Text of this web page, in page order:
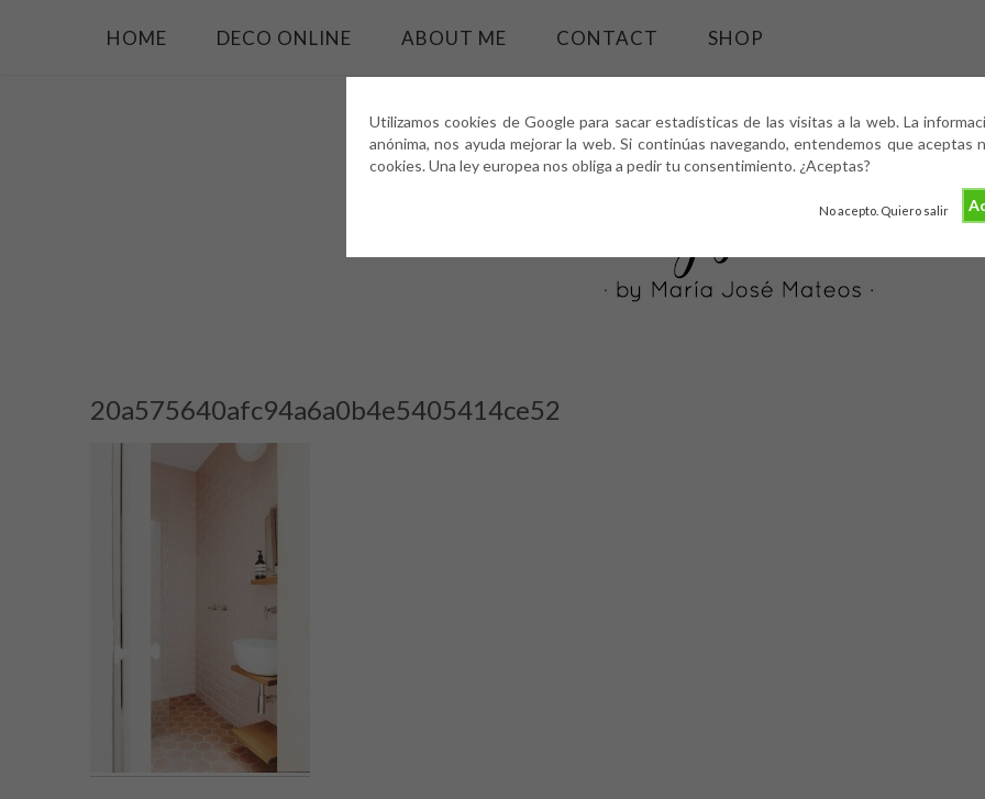
Utilizamos cookies de Google para sacar estadísticas de las visitas a la web. La
anónima, nos ayuda mejorar la web. Si continúas navegando, entendemos que aceptas
cookies. Una ley europea nos obliga a pedir tu consentimiento. ¿Aceptas?
No acepto. Quiero salir
HOME DECO ONLINE ABOUT ME CONTACT SHOP
20a575640afc94a6a0b4e5405414ce52